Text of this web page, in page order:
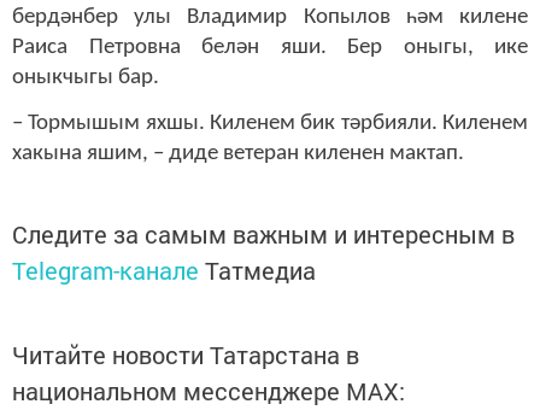
бердәнбер улы Владимир Копылов һәм килене
Раиса Петровна белән яши. Бер оныгы, ике
оныкчыгы бар.
– Тормышым яхшы. Киленем бик тәрбияли. Киленем
хакына яшим, – диде ветеран киленен мактап.
Следите за самым важным и интересным в
Telegram-канале Татмедиа
Читайте новости Татарстана в
национальном мессенджере MАХ: